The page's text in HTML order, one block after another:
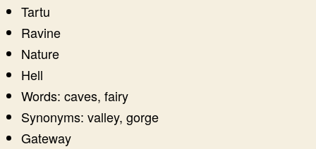
Tartu
Ravine
Nature
Hell
Words: caves, fairy
Synonyms: valley, gorge
Gateway